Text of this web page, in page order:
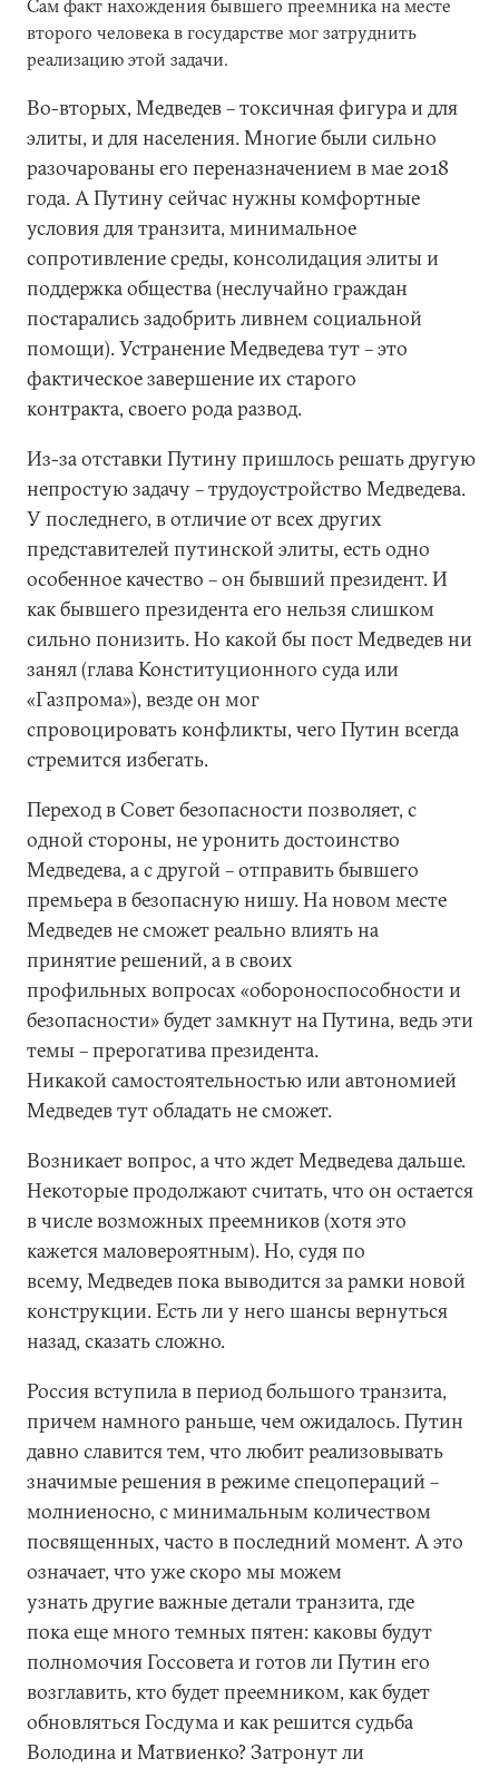
Сам факт нахождения бывшего преемника на месте
второго человека в государстве мог затруднить
реализацию этой задачи.
Во-вторых, Медведев – токсичная фигура и для
элиты, и для населения. Многие были сильно
разочарованы его переназначением в мае 2018
года. А Путину сейчас нужны комфортные
условия для транзита, минимальное
сопротивление среды, консолидация элиты и
поддержка общества (неслучайно граждан
постарались задобрить ливнем социальной
помощи). Устранение Медведева тут – это
фактическое завершение их старого
контракта, своего рода развод.
Из-за отставки Путину пришлось решать другую
непростую задачу – трудоустройство Медведева.
У последнего, в отличие от всех других
представителей путинской элиты, есть одно
особенное качество – он бывший президент. И
как бывшего президента его нельзя слишком
сильно понизить. Но какой бы пост Медведев ни
занял (глава Конституционного суда или
«Газпрома»), везде он мог
спровоцировать конфликты, чего Путин всегда
стремится избегать.
Переход в Совет безопасности позволяет, с
одной стороны, не уронить достоинство
Медведева, а с другой – отправить бывшего
премьера в безопасную нишу. На новом месте
Медведев не сможет реально влиять на
принятие решений, а в своих
профильных вопросах «обороноспособности и
безопасности» будет замкнут на Путина, ведь эти
темы – прерогатива президента.
Никакой самостоятельностью или автономией
Медведев тут обладать не сможет.
Возникает вопрос, а что ждет Медведева дальше.
Некоторые продолжают считать, что он остается
в числе возможных преемников (хотя это
кажется маловероятным). Но, судя по
всему, Медведев пока выводится за рамки новой
конструкции. Есть ли у него шансы вернуться
назад, сказать сложно.
Россия вступила в период большого транзита,
причем намного раньше, чем ожидалось. Путин
давно славится тем, что любит реализовывать
значимые решения в режиме спецопераций –
молниеносно, с минимальным количеством
посвященных, часто в последний момент. А это
означает, что уже скоро мы можем
узнать другие важные детали транзита, где
пока еще много темных пятен: каковы будут
полномочия Госсовета и готов ли Путин его
возглавить, кто будет преемником, как будет
обновляться Госдума и как решится судьба
Володина и Матвиенко? Затронут ли